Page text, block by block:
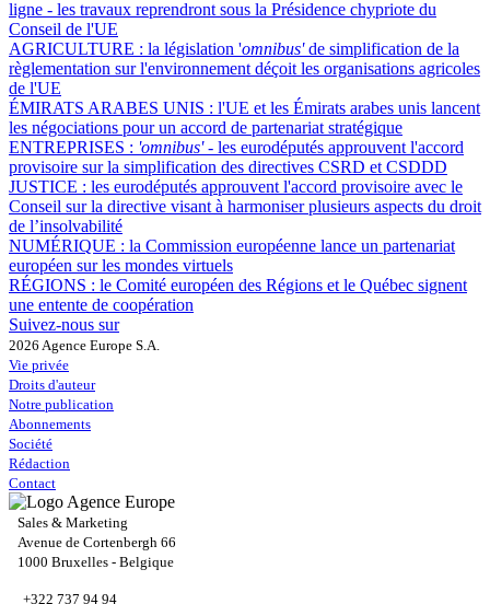
ligne - les travaux reprendront sous la Présidence chypriote du
Conseil de l'UE
AGRICULTURE : la législation 'omnibus'de simplification de la
règlementation sur l'environnement déçoit les organisations agricoles
de l'UE
ÉMIRATS ARABES UNIS : l'UE et les Émirats arabes unis lancent
les négociations pour un accord de partenariat stratégique
ENTREPRISES : 'omnibus'- les eurodéputés approuvent l'accord
provisoire sur la simplification des directives CSRD et CSDDD
JUSTICE : les eurodéputés approuvent l'accord provisoire avec le
Conseil sur la directive visant à harmoniser plusieurs aspects du droit
de l’insolvabilité
NUMÉRIQUE : la Commission européenne lance un partenariat
européen sur les mondes virtuels
RÉGIONS : le Comité européen des Régions et le Québec signent
une entente de coopération
Suivez-nous sur
2026 Agence Europe S.A.
Vie privée
Droits d'auteur
Notre publication
Abonnements
Société
Rédaction
Contact
Sales & Marketing
Avenue de Cortenbergh 66
1000 Bruxelles - Belgique
+322 737 94 94